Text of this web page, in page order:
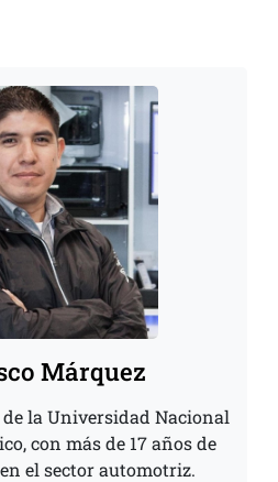
Márquez
la Universidad Nacional
con más de 17 años de
el sector automotriz.